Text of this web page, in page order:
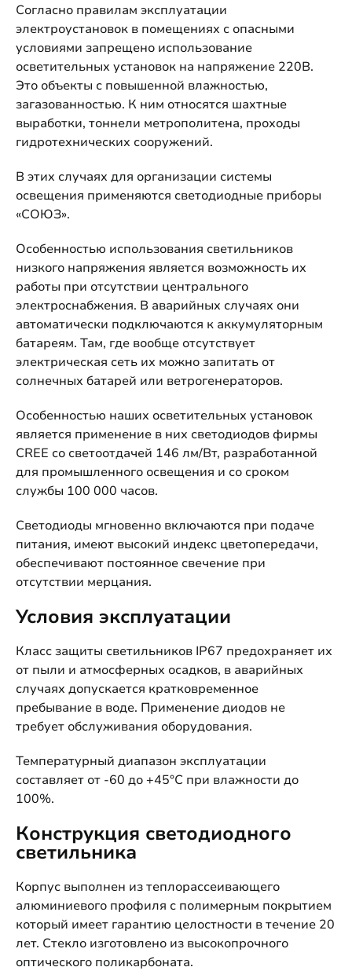
Согласно правилам эксплуатации
электроустановок в помещениях с опасными
условиями запрещено использование
осветительных установок на напряжение 220В.
Это объекты с повышенной влажностью,
загазованностью. К ним относятся шахтные
выработки, тоннели метрополитена, проходы
гидротехнических сооружений.
В этих случаях для организации системы
освещения применяются светодиодные приборы
«СОЮЗ».
Особенностью использования светильников
низкого напряжения является возможность их
работы при отсутствии центрального
электроснабжения. В аварийных случаях они
автоматически подключаются к аккумуляторным
батареям. Там, где вообще отсутствует
электрическая сеть их можно запитать от
солнечных батарей или ветрогенераторов.
Особенностью наших осветительных установок
является применение в них светодиодов фирмы
CREE со светоотдачей 146 лм/Вт, разработанной
для промышленного освещения и со сроком
службы 100 000 часов.
Светодиоды мгновенно включаются при подаче
питания, имеют высокий индекс цветопередачи,
обеспечивают постоянное свечение при
отсутствии мерцания.
Условия эксплуатации
Класс защиты светильников IP67 предохраняет их
от пыли и атмосферных осадков, в аварийных
случаях допускается кратковременное
пребывание в воде. Применение диодов не
требует обслуживания оборудования.
Температурный диапазон эксплуатации
составляет от -60 до +45°C при влажности до
100%.
Конструкция светодиодного
светильника
Корпус выполнен из теплорассеивающего
алюминиевого профиля с полимерным покрытием
который имеет гарантию целостности в течение 20
лет. Стекло изготовлено из высокопрочного
оптического поликарбоната.